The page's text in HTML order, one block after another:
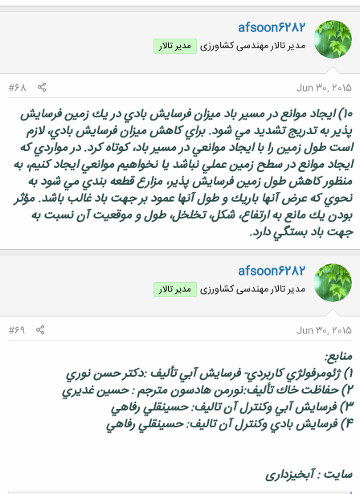
afsoon6282
مدیر تالار مهندسی كشاورزی مدیر تالار
Jun 30, 2015
#68
10) ايجاد موانع در مسير باد ميزان فرسايش بادي در يك زمين فرسايش
پذير به تدريج تشديد مي شود. براي كاهش ميزان فرسايش بادي، لازم
است طول زمين را با ايجاد موانعي در مسير باد، كوتاه كرد. در مواردي كه
ايجاد موانع در سطح زمين عملي نباشد يا نخواهيم موانعي ايجاد كنيم، به
منظور كاهش طول زمين فرسايش پذير، مزارع قطعه بندي مي شود به
نحوي كه عرض آنها باريك و طول آنها عمود بر جهت باد غالب باشد. مؤثر
بودن يك مانع به ارتفاع، شكل، تخلخل، طول و موقعيت آن نسبت به
جهت باد بستگي دارد.
afsoon6282
مدیر تالار مهندسی كشاورزی مدیر تالار
Jun 30, 2015
#69
منابع:
1) ژئومرفولژي كاربردي- فرسايش آبي تأليف :دكتر حسن نوري
2) حفاظت خاك تأليف:نورمن هادسون مترجم : حسين غديري
3) فرسايش آبي وكنترل آن تاليف: حسينقلي رفاهي
4) فرسايش بادي وكنترل آن تاليف: حسينقلي رفاهي
سایت : آبخیزداری